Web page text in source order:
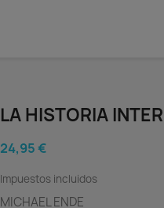
LA HISTORIA
24,95 €
Impuestos incluidos
MICHAEL ENDE